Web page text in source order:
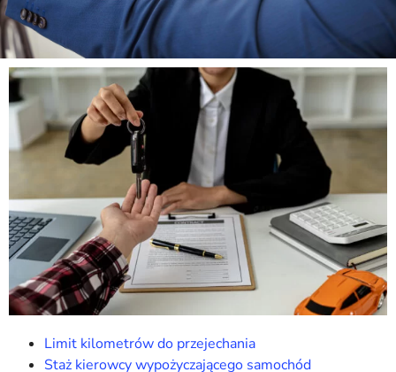
Limit kilometrów do przejechania
Staż kierowcy wypożyczającego samochód